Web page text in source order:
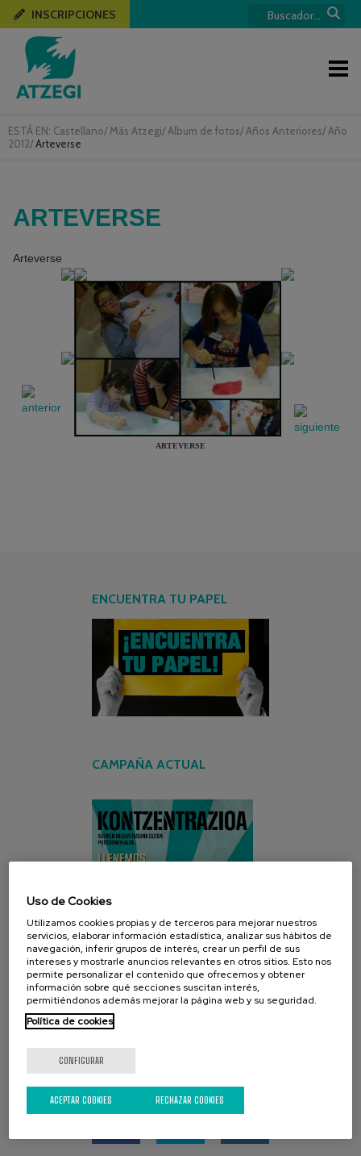
ESTÁ EN: Castellano/ Más Atzegi/ Album de fotos/ Años Anteriores/ Año
2012/Arteverse
INSCRIPCIONES
ARTEVERSE
Arteverse
ARTEVERSE
ENCUENTRA TU PAPEL
CAMPAÑA ACTUAL
REDES SOCIALES
Uso de Cookies
Utilizamos cookies propias y de terceros para mejorar nuestros
servicios, elaborar información estadística, analizar sus hábitos de
navegación, inferir grupos de interés, crear un perfil de sus
intereses y mostrarle anuncios relevantes en otros sitios. Esto nos
permite personalizar el contenido que ofrecemos y obtener
información sobre qué secciones suscitan interés,
permitiéndonos además mejorar la página web y su seguridad.
Política de cookies
CONFIGURAR
RECHAZAR COOKIES
ACEPTAR COOKIES